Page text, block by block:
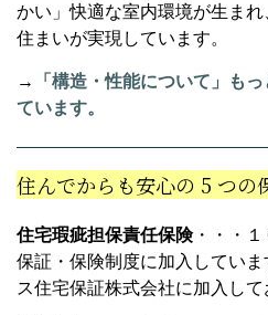
かい」快適な室内環境が生ま
住まいが実現しています。
→
「構造・性能について」も
ています。
住んでからも安心の 5 つの
住宅瑕疵担保責任保険・・・１
保証・保険制度に加入してい
ス住宅保証株式会社に加入して